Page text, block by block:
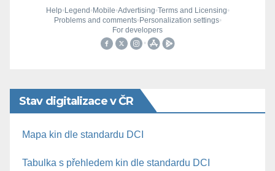
Stav digitalizace v ČR
Mapa kin dle standardu DCI
Tabulka s přehledem kin dle standardu DCI